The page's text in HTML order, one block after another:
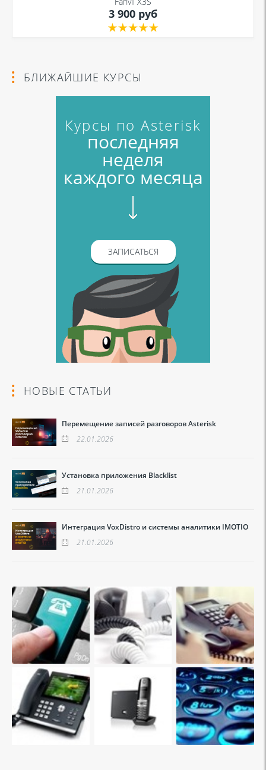
3 900 руб
БЛИЖАЙШИЕ КУРСЫ
Курсы по Asterisk
последняя
неделя
каждого месяца
ЗАПИСАТЬСЯ
НОВЫЕ СТАТЬИ
Перемещение записей разговоров Asterisk
22.01.2026
Установка приложения Blacklist
21.01.2026
Интеграция VoxDistro и системы аналитики IMOTIO
21.01.2026